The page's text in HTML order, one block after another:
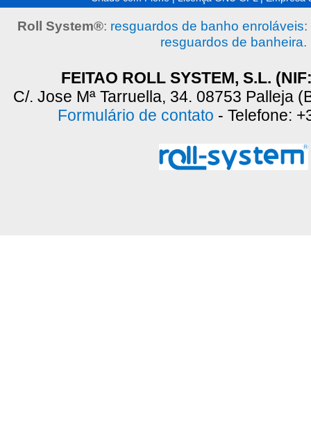
Roll System®: resguardos de banho enroláveis:
resguardos de banheira.
FEITAO ROLL SYSTEM, S.L.
C/. Jose Mª Tarruella, 34. 08753 Palleja
Formulário de contato - Telefone: